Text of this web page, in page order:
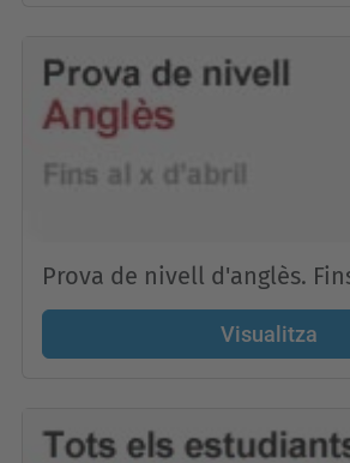
Prova de nivell d'anglès.
Visualitza